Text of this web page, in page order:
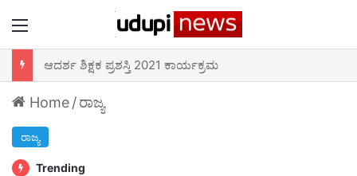
Menu
ಆದರ್ಶ ಶಿಕ್ಷಕ ಪ್ರಶಸ್ತಿ 2021 ಕಾರ್ಯಕ್ರಮ
Home/ರಾಜ್ಯ
ರಾಜ್ಯ
Trending